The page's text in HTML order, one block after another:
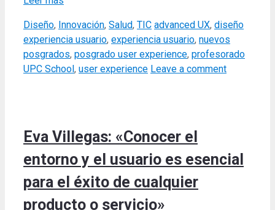
Categories
Diseño, Innovación, Salud, TIC Tags
advanced UX, diseño
experiencia usuario, experiencia usuario, nuevos
posgrados, posgrado user experience, profesorado
UPC School, user experience Leave a comment
Eva Villegas: «Conocer el
entorno y el usuario es esencial
para el éxito de cualquier
producto o servicio»